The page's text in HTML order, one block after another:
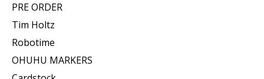
PRE ORDER
Tim Holtz
Robotime
OHUHU MARKERS